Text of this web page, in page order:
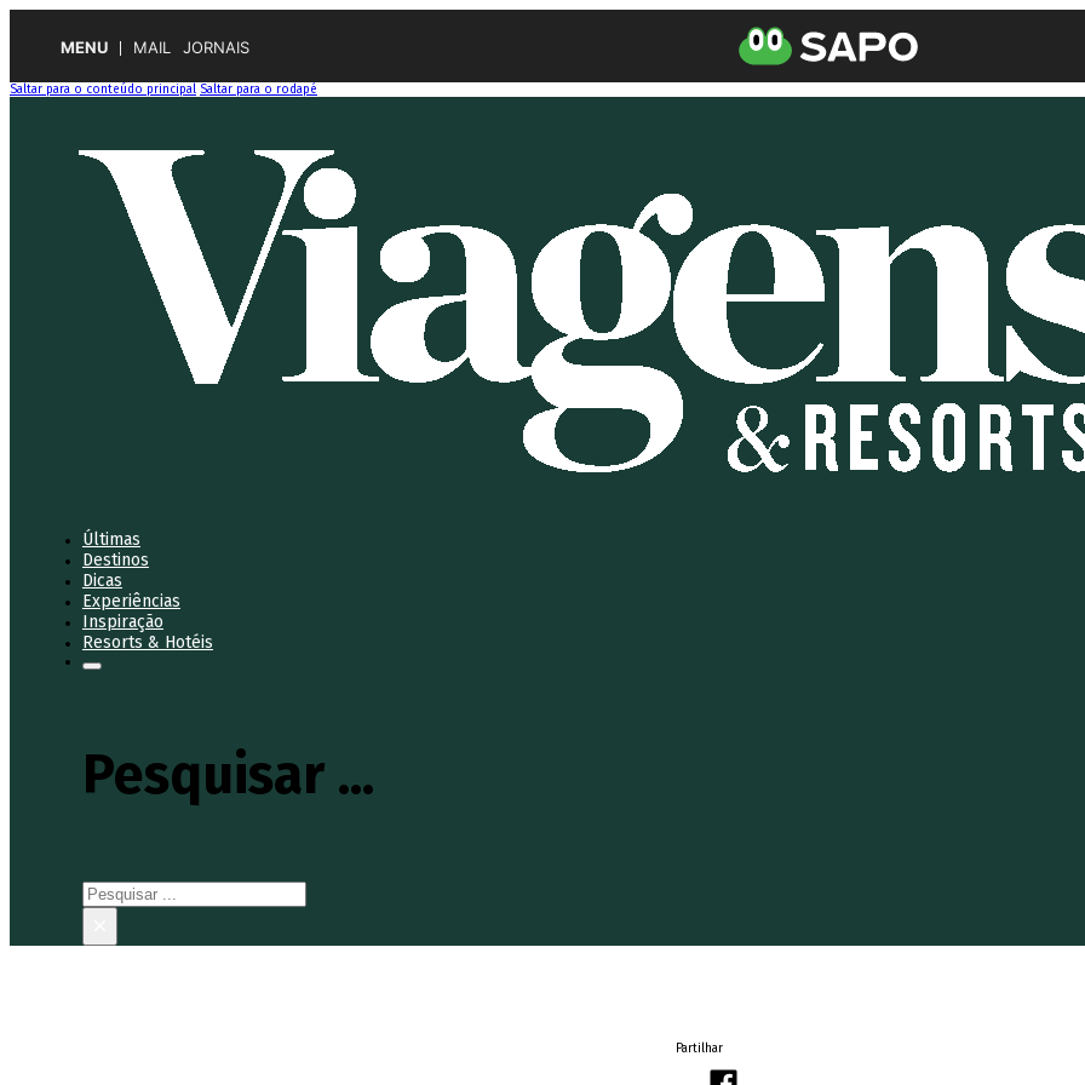
MENU MAIL JORNAIS
Saltar para o conteúdo principal Saltar para o rodapé
Últimas
Destinos
Dicas
Experiências
Inspiração
Resorts & Hotéis
Pesquisar ...
Pesquisar
Partilhar